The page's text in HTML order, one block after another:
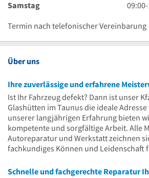
Uhr
17
bis
Uhr
Uhr
17
Samstag
9
bis
Uhr
09:00-
Termin nach telefonischer Vereinbarung
Über uns
Ihre zuverlässige und erfahrene
Ist Ihr Fahrzeug defekt? Dann ist unser
Glashütten im Taunus die ideale
unserer langjährigen Erfahrung bieten
kompetente und sorgfältige Arbeit. Alle
Autoreparatur und Werkstatt zeichnen
fachkundiges Können und Leidenschaft
Schnelle und fachgerechte Reparatur